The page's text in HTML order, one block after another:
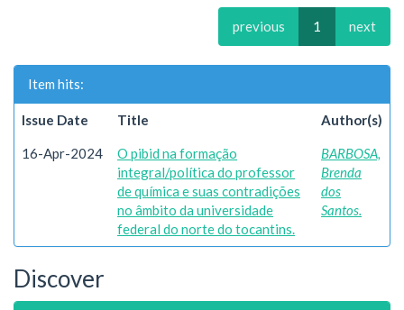
previous 1 next
Item hits:
Issue Date Title Author(s)
16-Apr-2024
O pibid na formação
integral/política do professor
de química e suas contradições
no âmbito da universidade
federal do norte do tocantins.
BARBOSA,
Brenda
dos
Santos.
Discover